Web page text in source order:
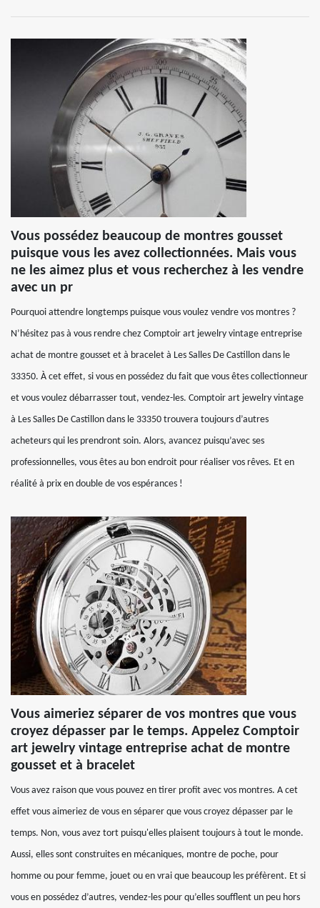
Vous possédez beaucoup de montres gousset
puisque vous les avez collectionnées. Mais vous
ne les aimez plus et vous recherchez à les vendre
avec un pr
Pourquoi attendre longtemps puisque vous voulez vendre vos montres ?
N’hésitez pas à vous rendre chez Comptoir art jewelry vintage entreprise
achat de montre gousset et à bracelet à Les Salles De Castillon dans le
33350. À cet effet, si vous en possédez du fait que vous êtes collectionneur
et vous voulez débarrasser tout, vendez-les. Comptoir art jewelry vintage
à Les Salles De Castillon dans le 33350 trouvera toujours d’autres
acheteurs qui les prendront soin. Alors, avancez puisqu’avec ses
professionnelles, vous êtes au bon endroit pour réaliser vos rêves. Et en
réalité à prix en double de vos espérances !
Vous aimeriez séparer de vos montres que vous
croyez dépasser par le temps. Appelez Comptoir
art jewelry vintage entreprise achat de montre
gousset et à bracelet
Vous avez raison que vous pouvez en tirer profit avec vos montres. A cet
effet vous aimeriez de vous en séparer que vous croyez dépasser par le
temps. Non, vous avez tort puisqu'elles plaisent toujours à tout le monde.
Aussi, elles sont construites en mécaniques, montre de poche, pour
homme ou pour femme, jouet ou en vrai que beaucoup les préfèrent. Et si
vous en possédez d’autres, vendez-les pour qu’elles soufflent un peu hors